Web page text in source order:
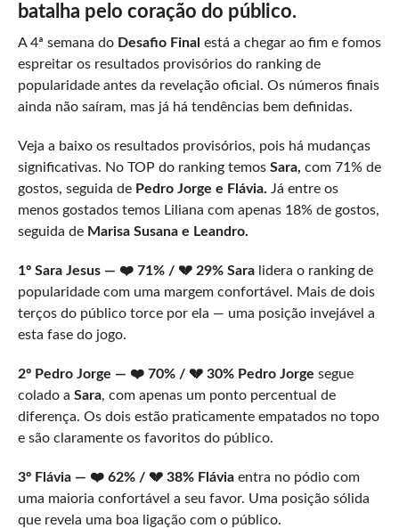
batalha pelo coração do público.
A 4ª semana do Desafio Final está a chegar ao fim e fomos
espreitar os resultados provisórios do ranking de
popularidade antes da revelação oficial. Os números finais
ainda não saíram, mas já há tendências bem definidas.
Veja a baixo os resultados provisórios, pois há mudanças
significativas. No TOP do ranking temos Sara, com 71% de
gostos, seguida dePedro Jorge e Flávia. Já entre os
menos gostados temos Liliana com apenas 18% de gostos,
seguida de Marisa Susana e Leandro.
1º Sara Jesus — ❤️ 71% / 💔 29% Saralidera o ranking de
popularidade com uma margem confortável. Mais de dois
terços do público torce por ela — uma posição invejável a
esta fase do jogo.
2º Pedro Jorge — ❤️ 70% / 💔 30% Pedro Jorge segue
colado a Sara, com apenas um ponto percentual de
diferença. Os dois estão praticamente empatados no topo
e são claramente os favoritos do público.
3º Flávia — ❤️ 62% / 💔 38% Fláviaentra no pódio com
uma maioria confortável a seu favor. Uma posição sólida
que revela uma boa ligação com o público.